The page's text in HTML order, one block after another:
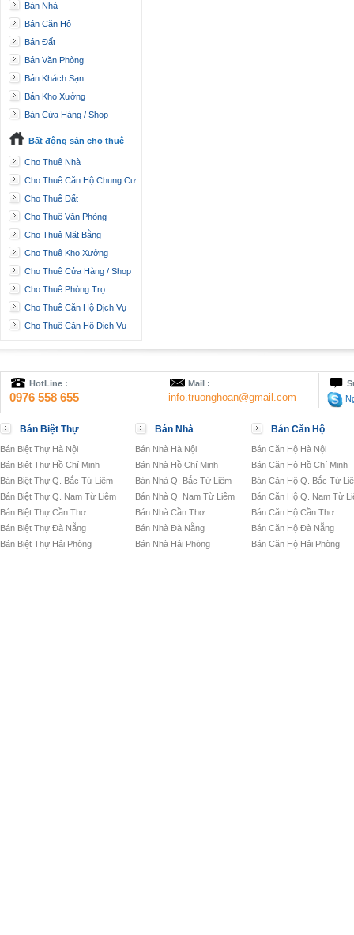
Bán Nhà
Bán Căn Hộ
Bán Đất
Bán Văn Phòng
Bán Khách Sạn
Bán Kho Xưởng
Bán Cửa Hàng / Shop
Bất động sản cho thuê
Cho Thuê Nhà
Cho Thuê Căn Hộ Chung Cư
Cho Thuê Đất
Cho Thuê Văn Phòng
Cho Thuê Mặt Bằng
Cho Thuê Kho Xưởng
Cho Thuê Cửa Hàng / Shop
Cho Thuê Phòng Trọ
Cho Thuê Căn Hộ Dịch Vụ
Cho Thuê Căn Hộ Dịch Vụ
HotLine :
0976 558 655
Mail :
info.truonghoan@gmail.com
Bán Biệt Thự
Bán Biệt Thự Hà Nội
Bán Biệt Thự Hồ Chí Minh
Bán Biệt Thự Q. Bắc Từ Liêm
Bán Biệt Thự Q. Nam Từ Liêm
Bán Biệt Thự Cần Thơ
Bán Biệt Thự Đà Nẵng
Bán Biệt Thự Hải Phòng
Bán Nhà
Bán Nhà Hà Nội
Bán Nhà Hồ Chí Minh
Bán Nhà Q. Bắc Từ Liêm
Bán Nhà Q. Nam Từ Liêm
Bán Nhà Cần Thơ
Bán Nhà Đà Nẵng
Bán Nhà Hải Phòng
Bán Căn Hộ
Bán Căn Hộ Hà Nội
Bán Căn Hộ Hồ Chí Minh
Bán Căn Hộ Q. Bắc Từ
Bán Căn Hộ Q. Nam Từ
Bán Căn Hộ Cần Thơ
Bán Căn Hộ Đà Nẵng
Bán Căn Hộ Hải Phòng